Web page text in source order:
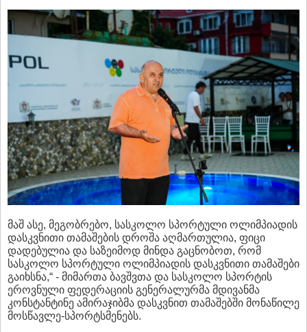
მაშ ასე, მეგობრებო, სასკოლო სპორტული ოლიმპიადის
დასკვნითი თამაშების დროშა აღმართულია, ფიცი
დადებულია და საზეიმოდ მინდა გაცნობოთ, რომ
სასკოლო სპორტული ოლიმპიადის დასკვნითი თამაშები
გაიხსნა,“ - მიმართა ბავშვთა და სასკოლო სპორტის
ეროვნული ფედერაციის გენერალურმა მდივანმა
კონსტანტინე ამირაჯიბმა დასკვნით თამაშებში მონაწილე
მოსწავლე-სპორტსმენებს.